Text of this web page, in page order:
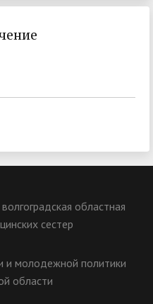
областная
сестер
и молодежной политики
области